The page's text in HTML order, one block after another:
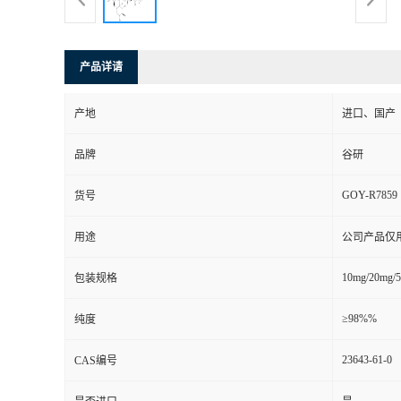
产品详请
产地 进口、国产
品牌 谷研
货号 GOY-R7859
用途 公司产品仅
包装规格 10mg/20mg/
纯度 ≥98%%
CAS编号 23643-61-0